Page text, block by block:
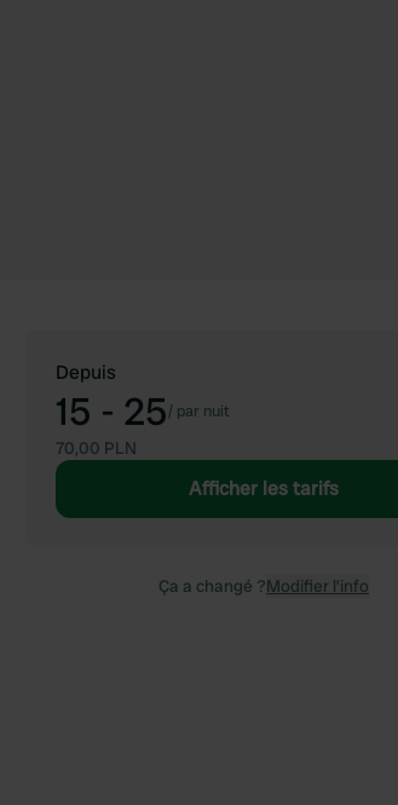
Depuis
15 - 25/ par nuit
70,00 PLN
Afficher les tarifs
Ça a changé ?Modifier l’info